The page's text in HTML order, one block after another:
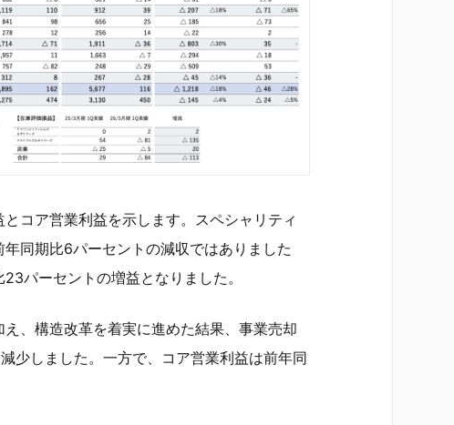
コア営業利益を示します。スペシャリティ
同期比6パーセントの減収ではありました
パーセントの増益となりました。
、構造改革を着実に進めた結果、事業売却
少しました。一方で、コア営業利益は前年同